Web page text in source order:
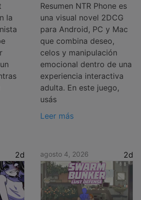
la
Resumen NTR Phone es
una visual novel 2DCG
para Android, PC y Mac
que combina deseo,
celos y manipulación
emocional dentro de una
experiencia interactiva
adulta. En este juego,
usás
Leer más
2d agosto 4, 2026 2d